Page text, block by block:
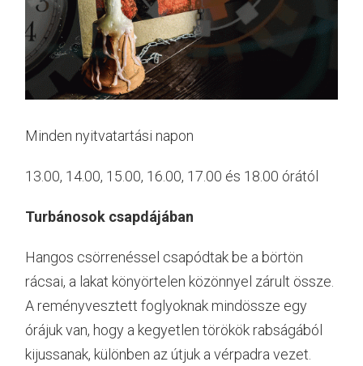
Minden nyitvatartási napon
13.00, 14.00, 15.00, 16.00, 17.00 és 18.00 órától
Turbánosok csapdájában
Hangos csörrenéssel csapódtak be a börtön
rácsai, a lakat könyörtelen közönnyel zárult össze.
A reményvesztett foglyoknak mindössze egy
órájuk van, hogy a kegyetlen törökök rabságából
kijussanak, különben az útjuk a vérpadra vezet.